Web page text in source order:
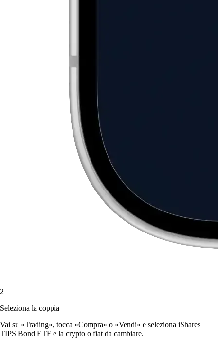
2
Seleziona la coppia
Vai su «Trading», tocca «Compra» o «Vendi» e seleziona iShares
TIPS Bond ETF e la crypto o fiat da cambiare.